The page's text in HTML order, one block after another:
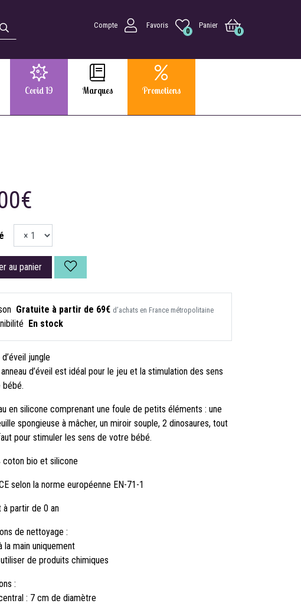
Compte Favoris
0
Panier
0
Covid 19 Marques Promotions
au panier
Gratuite à partir de 69€ d’achats en France métropolitaine
En stock
d’éveil jungle
d’éveil est idéal pour le jeu et la stimulation des sens
en silicone comprenant une foule de petits éléments : une
spongieuse à mâcher, un miroir souple, 2 dinosaures, tout
pour stimuler les sens de votre bébé.
coton bio et silicone
selon la norme européenne EN-71-1
à partir de 0 an
de nettoyage :
la main uniquement
de produits chimiques
:
: 7 cm de diamètre